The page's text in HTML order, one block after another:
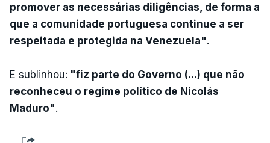
promover as necessárias diligências, de forma a
que a comunidade portuguesa continue a ser
respeitada e protegida na Venezuela".
E sublinhou: "fiz parte do Governo (...) que não
reconheceu o regime político de Nicolás
Maduro".